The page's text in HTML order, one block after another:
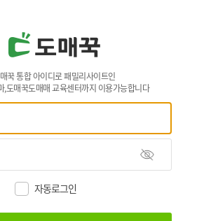
꾹 통합 아이디로 패밀리사이트인
,도매꾹도매매 교육센터까지 이용가능합니다
자동로그인